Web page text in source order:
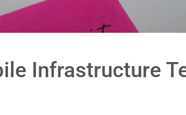
Infrastructure